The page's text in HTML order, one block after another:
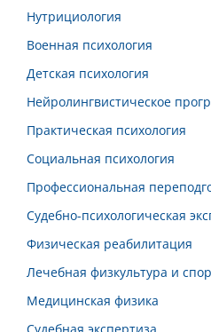
Нутрициология
Военная психология
Детская психология
Нейролингвистическое
Практическая психология
Социальная психология
Профессиональная
Судебно-психологическая
Физическая реабилитация
Лечебная физкультура и
Медицинская физика